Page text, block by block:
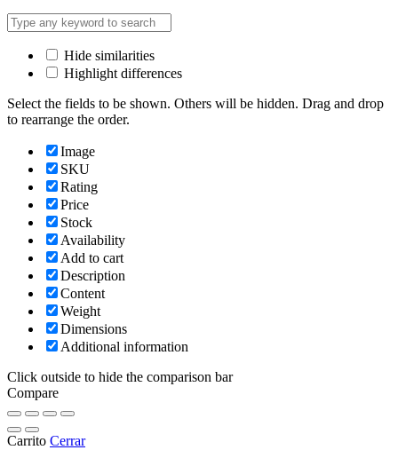
Hide similarities
Highlight differences
Select the fields to be shown. Others will be hidden. Drag and drop
to rearrange the order.
Image
SKU
Rating
Price
Stock
Availability
Add to cart
Description
Content
Weight
Dimensions
Additional information
Click outside to hide the comparison bar
Compare
Carrito Cerrar